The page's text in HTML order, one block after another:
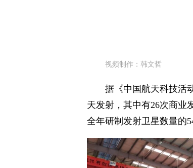
视频制作：韩文哲
据《中国航天科技活
天发射，其中有26次商业
全年研制发射卫星数量的